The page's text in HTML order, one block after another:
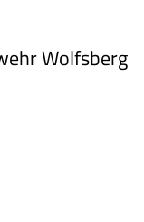
Wolfsberg